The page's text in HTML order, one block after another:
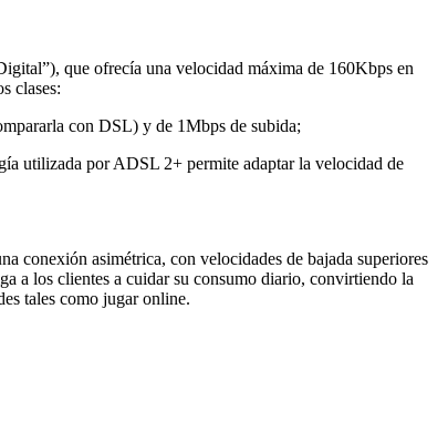
que ofrecía una velocidad máxima de 160Kbps en
clases:
con DSL) y de 1Mbps de subida;
utilizada por ADSL 2+ permite adaptar la velocidad de
conexión asimétrica, con velocidades de bajada superiores
a los clientes a cuidar su consumo diario, convirtiendo la
tales como jugar online.